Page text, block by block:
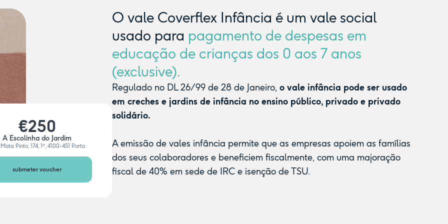
€250
A Escolinha do Jardim
Pinto, 174, 1º, 4100-451 Porto
submeter voucher
O vale Coverflex Infância é um vale social
usado para pagamento de despesas em
educação de crianças dos 0 aos 7 anos
(exclusive).
Regulado no DL 26/99 de 28 de Janeiro, o vale infância pode ser usado
em creches e jardins de infância no ensino público, privado e privado
solidário.
A emissão de vales infância permite que as empresas apoiem as famílias
dos seus colaboradores e beneficiem fiscalmente, com uma majoração
fiscal de 40% em sede de IRC e isenção de TSU.